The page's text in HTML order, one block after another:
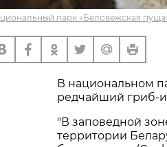
парк «Беловежская
В национальном
редчайший гриб-
"В заповедной
территории